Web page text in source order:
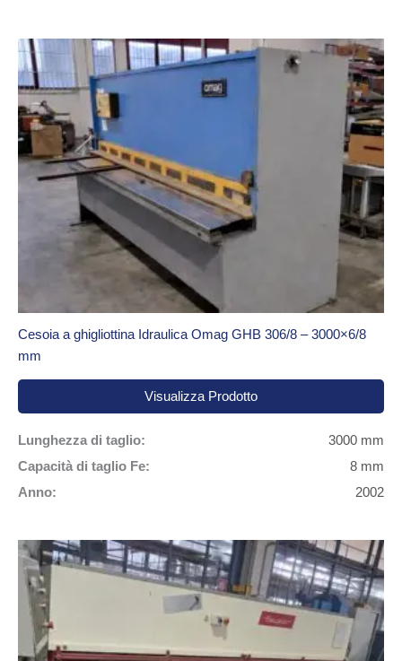
Cesoia a ghigliottina Idraulica Omag GHB 306/8 – 3000×6/8
mm
Visualizza Prodotto
Lunghezza di taglio:
3000 mm
Capacità di taglio Fe:
8 mm
Anno:
2002